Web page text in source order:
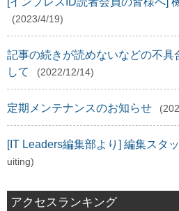
(2023/4/19)
記事の続きが読めないなどの不具
して
(2022/12/14)
定期メンテナンスのお知らせ
[IT Leaders編集部より] 編集スタ
uiting)
アクセスランキング